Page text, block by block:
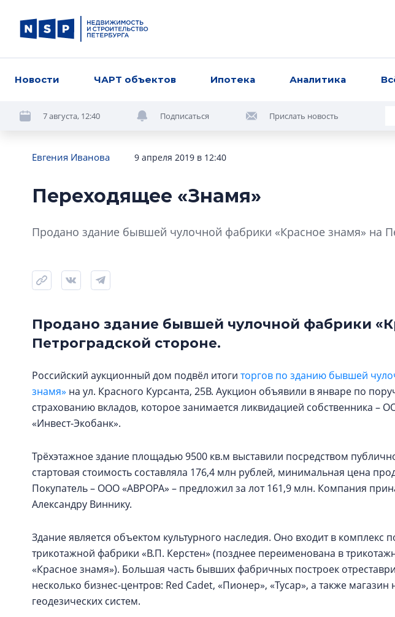
Новости ЧАРТ объектов Ипотека Аналитика
7 августа, 12:40 Подписаться Прислать новость
Евгения Иванова 9 апреля 2019 в 12:40
Переходящее «Знамя»
Продано здание бывшей чулочной фабрики «Красное знамя» на
Продано здание бывшей чулочной фабрики
Петроградской стороне.
Российский аукционный дом подвёл итоги торгов по зданию бывшей
знамя» на ул. Красного Курсанта, 25В. Аукцион объявили в январе по
страхованию вкладов, которое занимается ликвидацией собственника –
«Инвест-Экобанк».
Трёхэтажное здание площадью 9500 кв.м выставили посредством
стартовая стоимость составляла 176,4 млн рублей, минимальная цена
Покупатель – ООО «АВРОРА» – предложил за лот 161,9 млн. Компания
Александру Виннику.
Здание является объектом культурного наследия. Оно входит в комплекс
трикотажной фабрики «В.П. Керстен» (позднее переименована в
«Красное знамя»). Большая часть бывших фабричных построек
несколько бизнес-центров: Red Cadet, «Пионер», «Тусар», а также
геодезических систем.